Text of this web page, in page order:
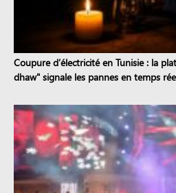
Coupure d’électricité en Tunisie : la
dhaw" signale les pannes en temps